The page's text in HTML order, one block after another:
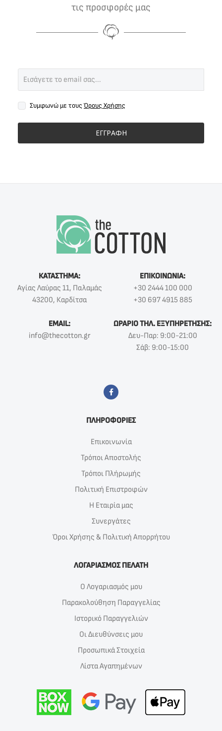
τις προσφορές μας
Συμφωνώ με τους Όρους Χρήσης
ΕΓΓΡΑΦΗ
ΚΑΤΑΣΤΗΜΑ:
Αγίας Λαύρας 11, Παλαμάς
43200, Καρδίτσα
ΕΠΙΚΟΙΝΩΝΙΑ:
+30 2444 100 000
+30 697 4915 885
EMAIL:
info@thecotton.gr
ΩΡΑΡΙΟ ΤΗΛ. ΕΞΥΠΗΡΕΤΗΣΗΣ:
Δευ-Παρ: 9:00-21:00
Σάβ: 9:00-15:00
ΠΛΗΡΟΦΟΡΙΕΣ
Επικοινωνία
Τρόποι Αποστολής
Τρόποι Πλήρωμής
Πολιτική Επιστροφών
Η Εταιρία μας
Συνεργάτες
Όροι Χρήσης & Πολιτική Απορρήτου
ΛΟΓΑΡΙΑΣΜΟΣ ΠΕΛΑΤΗ
Ο Λογαριασμός μου
Παρακολούθηση Παραγγελίας
Ιστορικό Παραγγελιών
Οι Διευθύνσεις μου
Προσωπικά Στοιχεία
Λίστα Αγαπημένων